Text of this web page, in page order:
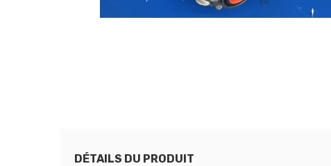
DÉTAILS DU PRODUIT